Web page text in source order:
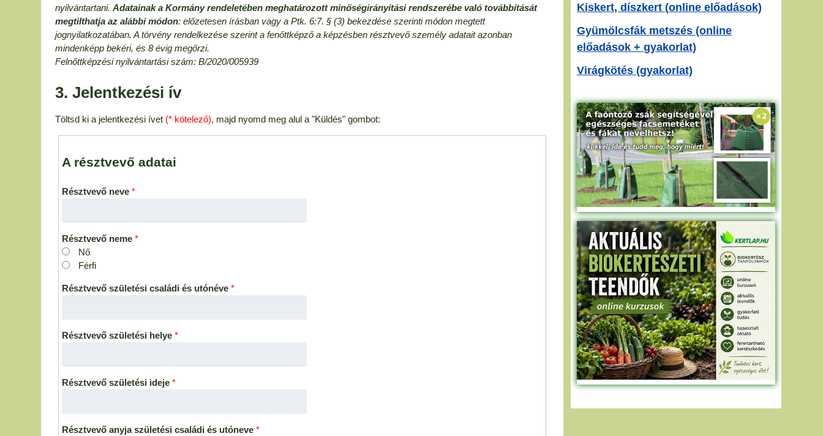
nyilvántartani. Adatainak a Kormány rendeletében meghatározott minőségirányítási rendszerébe való továbbítását
megtilthatja az alábbi módon: előzetesen írásban vagy a Ptk. 6:7. § (3) bekezdése szerinti módon megtett
jognyilatkozatában. A törvény rendelkezése szerint a fenőttképző a képzésben résztvevő személy adatait azonban
mindenképp bekéri, és 8 évig megőrzi.
Felnőttképzési nyilvántartási szám: B/2020/005939
3. Jelentkezési ív
Töltsd ki a jelentkezési ívet (* kötelező), majd nyomd meg alul a "Küldés" gombot:
A résztvevő adatai
Résztvevő neve *
Résztvevő neme *
Nő
Férfi
Résztvevő születési családi és utónéve *
Résztvevő születési helye *
Résztvevő születési ideje *
Résztvevő anyja születési családi és utóneve *
Kiskert, díszkert (online előadások)
Gyümölcsfák metszés (online
előadások + gyakorlat)
Virágkötés (gyakorlat)